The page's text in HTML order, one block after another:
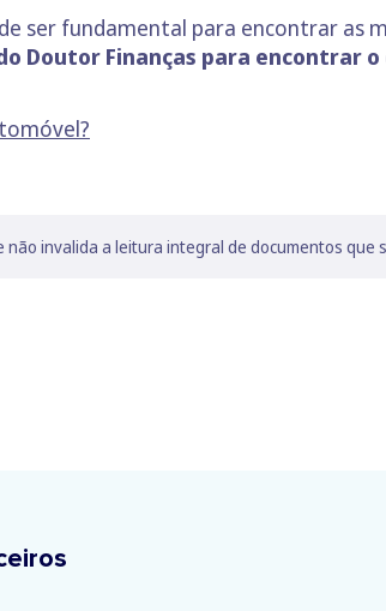
ser fundamental para encontrar as
Doutor Finanças para encontrar
invalida a leitura integral de documentos que